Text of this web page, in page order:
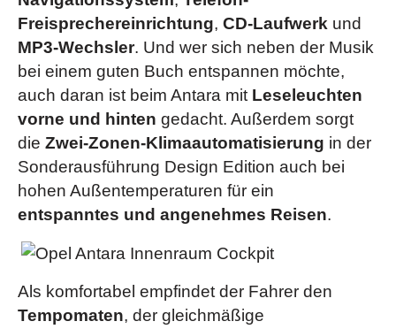
Innenschaltern
Zwei-Zonen-Klimatisierungsautomatik(ab "Design
Edition")
u.v.m.(siehe Broschüren & Preislisten )
Die Serienausstattungen unterscheiden sich zum Teil und sind abhängig von
der Wahl der angebotenen Ausstattungslinie.
u.v.m.(siehe Broschüren & Preislisten)
Die Sonderausstattungen unterscheiden sich zum Teil und sind abhängig von
der Wahl der angebotenen Ausstattungslinie.
Freisprechereinrichtung, CD-Laufwerk und
MP3-Wechsler. Und wer sich neben der Musik
bei einem guten Buch entspannen möchte,
auch daran ist beim Antara mit Leseleuchten
vorne und hinten gedacht. Außerdem sorgt
die Zwei-Zonen-Klimaautomatisierung in der
Sonderausführung Design Edition auch bei
hohen Außentemperaturen für ein
entspanntes und angenehmes Reisen.
Als komfortabel empfindet der Fahrer den
Tempomaten, der gleichmäßige